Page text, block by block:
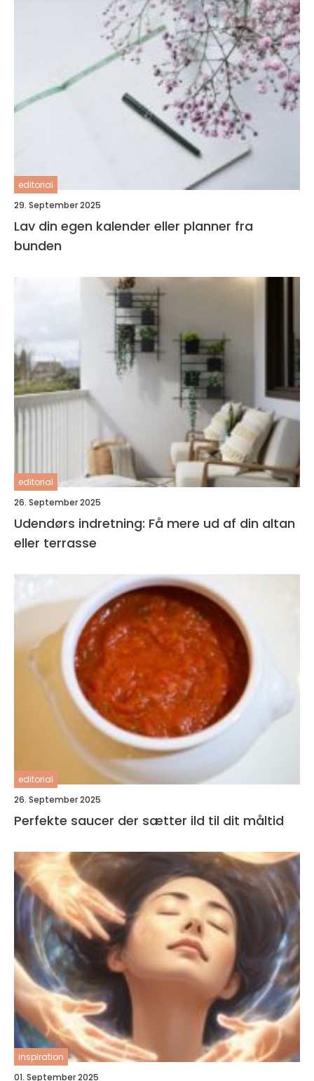
editorial
29. September 2025
Lav din egen kalender eller planner fra
bunden
editorial
26. September 2025
Udendørs indretning: Få mere ud af din altan
eller terrasse
editorial
26. September 2025
Perfekte saucer der sætter ild til dit måltid
inspiration
01. September 2025